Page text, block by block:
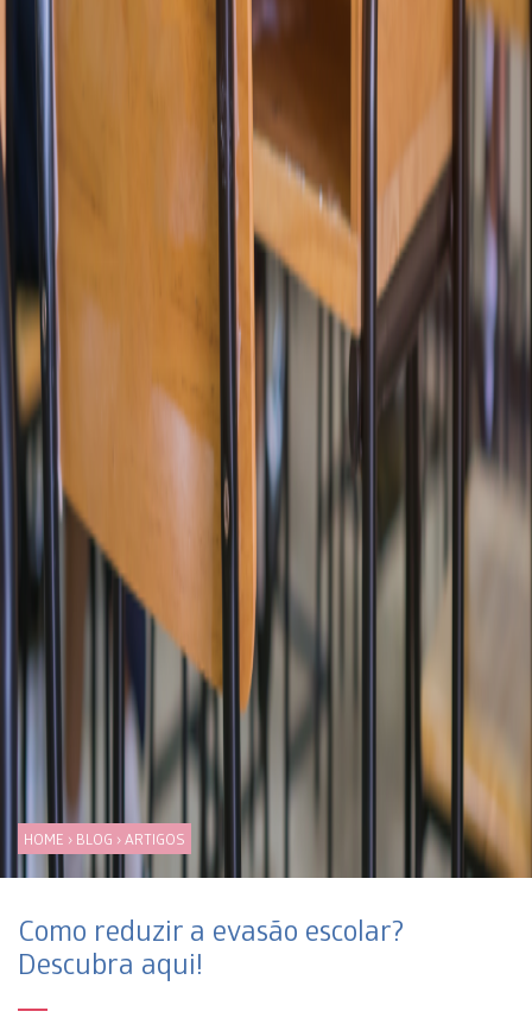
HOME › BLOG ›ARTIGOS
Como reduzir a evasão escolar?
Descubra aqui!